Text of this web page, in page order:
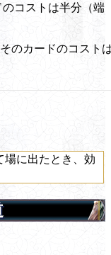
コストは半分（端
のカードのコスト
場に出たとき、効